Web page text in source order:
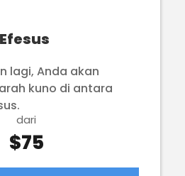
lagi, Anda akan
kuno di antara
dari
$75